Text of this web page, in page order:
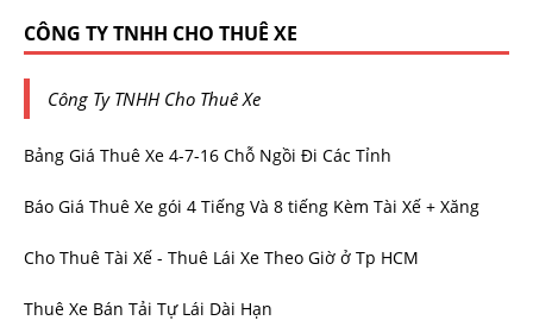
CÔNG TY TNHH CHO THUÊ XE
Công Ty TNHH Cho Thuê Xe
Bảng Giá Thuê Xe 4-7-16 Chỗ Ngồi Đi Các Tỉnh
Báo Giá Thuê Xe gói 4 Tiếng Và 8 tiếng Kèm Tài Xế + Xăng
Cho Thuê Tài Xế - Thuê Lái Xe Theo Giờ ở Tp HCM
Thuê Xe Bán Tải Tự Lái Dài Hạn